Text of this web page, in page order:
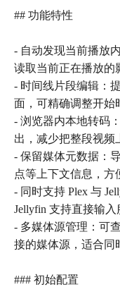
## 功能特性
- 自动发现当前播放
读取当前正在播放的
- 时间线片段编辑：
面，可精确调整开始
- 浏览器内本地转码
出，减少把整段视频
- 保留媒体元数据：
点等上下文信息，方
- 同时支持 Plex 与
Jellyfin 支持直接输入
- 多媒体源管理：可
接的媒体源，适合同
### 初始配置